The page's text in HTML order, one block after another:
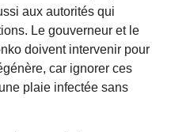
aux autorités qui
Le gouverneur et le
doivent intervenir pour
car ignorer ces
plaie infectée sans